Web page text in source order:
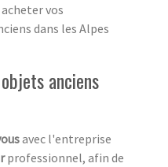
vos
dans les Alpes
anciens
avec l'entreprise
professionnel, afin de